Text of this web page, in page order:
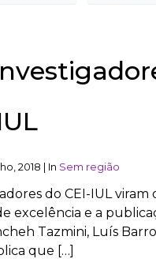
2018 In Sem região
do CEI-IUL
excelência e a
Tazmini, Luís
que […]